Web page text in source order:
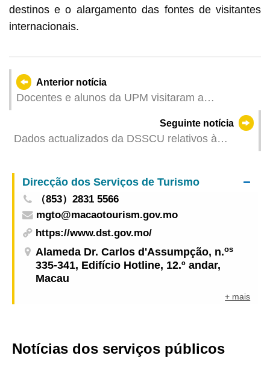
destinos e o alargamento das fontes de visitantes
internacionais.
Anterior notícia
Docentes e alunos da UPM visitaram a
Seguinte notícia
Dados actualizados da DSSCU relativos à
Direcção dos Serviços de Turismo
（853）2831 5566
mgto@macaotourism.gov.mo
https://www.dst.gov.mo/
Alameda Dr. Carlos d'Assumpção, n.os
335-341, Edifício Hotline, 12.º andar,
Macau
+ mais
Notícias dos serviços públicos